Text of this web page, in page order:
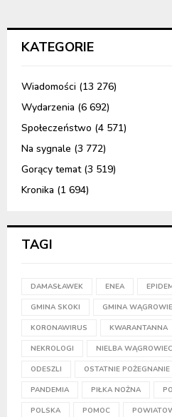
KATEGORIE
Wiadomości (13 276)
Wydarzenia (6 692)
Społeczeństwo (4 571)
Na sygnale (3 772)
Gorący temat(3 519)
Kronika (1 694)
TAGI
DAMASŁAWEK ENEA
GMINA SKOKI GMINA
KORONAWIRUS KWARANTANNA
NEKROLOGI NIELBA WĄGROWIEC
ODESZLI OSTATNIE POŻEGNANIE
PANDEMIA PIŁKA NOŻNA
POLSKA POMOC